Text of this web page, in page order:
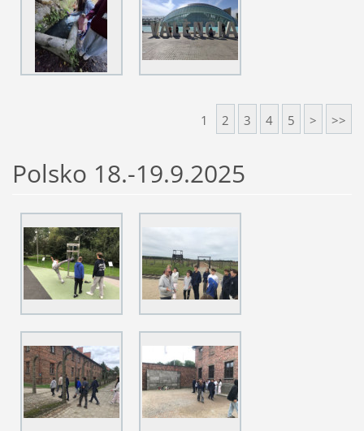
1 2 3 4 5 > >>
Polsko 18.-19.9.2025